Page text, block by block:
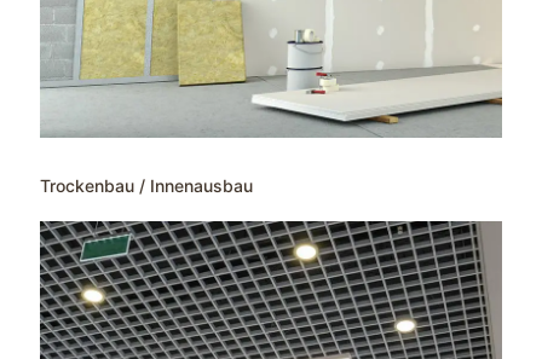
Trockenbau / Innenausbau